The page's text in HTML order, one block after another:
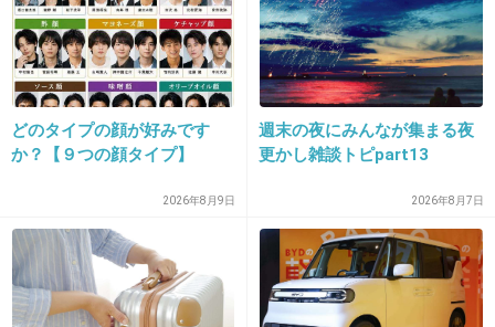
22. 匿名2022/09/11(日) 23:08:37
ハウスオブローゼのオーベイビー
+38 -2
天然の美容液と言われるお米の磨ぎ汁を入浴剤として入れ
る
どのタイプの顔が好みです
か？【９つの顔タイプ】
2026年8月9日
週末の夜にみんなが集まる夜
更かし雑談トピpart13
2026年8月7日